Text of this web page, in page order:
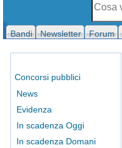
Bandi Newsletter Forum
Concorsi pubblici
News
Evidenza
In scadenza Oggi
In scadenza Domani